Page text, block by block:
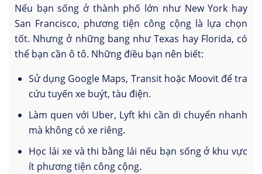
Nếu bạn sống ở thành phố lớn như New York hay
San Francisco, phương tiện công cộng là lựa chọn
tốt. Nhưng ở những bang như Texas hay Florida, có
thể bạn cần ô tô. Những điều bạn nên biết:
Sử dụng Google Maps, Transit hoặc Moovit để tra
cứu tuyến xe buýt, tàu điện.
Làm quen với Uber, Lyft khi cần di chuyển nhanh
mà không có xe riêng.
Học lái xe và thi bằng lái nếu bạn sống ở khu vực
ít phương tiện công cộng.